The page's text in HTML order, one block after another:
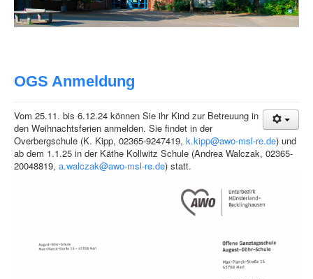
OGS Anmeldung
Vom 25.11. bis 6.12.24 können Sie ihr Kind zur Betreuung in
den Weihnachtsferien anmelden. Sie findet in der
Overbergschule (K. Kipp, 02365-9247419, k.kipp@awo-msl-re.de) und
ab dem 1.1.25 in der Käthe Kollwitz Schule (Andrea Walczak, 02365-
20048819, a.walczak@awo-msl-re.de) statt.